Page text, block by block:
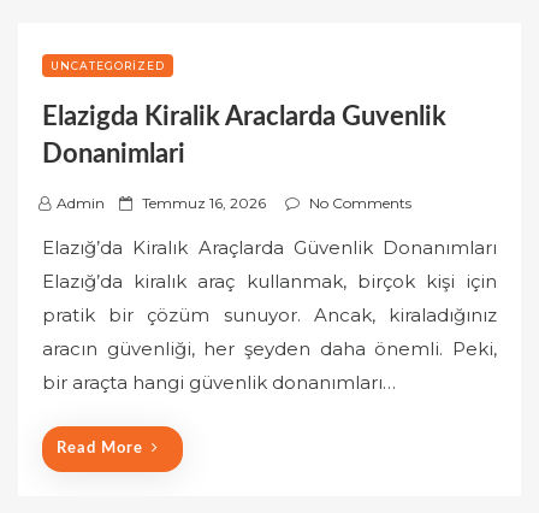
UNCATEGORIZED
Elazigda Kiralik Araclarda Guvenlik
Donanimlari
Admin
P
s
t
e
d
o
Temmuz 16, 2026 No Comments
Elazığ’da Kiralık Araçlarda Güvenlik Donanımları
Elazığ’da kiralık araç kullanmak, birçok kişi için
pratik bir çözüm sunuyor. Ancak, kiraladığınız
aracın güvenliği, her şeyden daha önemli. Peki,
bir araçta hangi güvenlik donanımları…
Read More